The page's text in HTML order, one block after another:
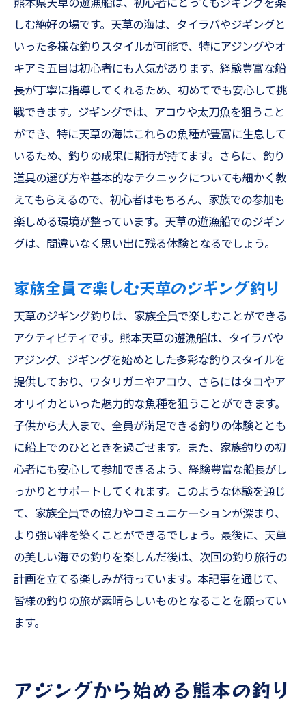
熊本県天草の遊漁船は、初心者にとってもジギングを楽
しむ絶好の場です。天草の海は、タイラバやジギングと
いった多様な釣りスタイルが可能で、特にアジングやオ
キアミ五目は初心者にも人気があります。経験豊富な船
長が丁寧に指導してくれるため、初めてでも安心して挑
戦できます。ジギングでは、アコウや太刀魚を狙うこと
ができ、特に天草の海はこれらの魚種が豊富に生息して
いるため、釣りの成果に期待が持てます。さらに、釣り
道具の選び方や基本的なテクニックについても細かく教
えてもらえるので、初心者はもちろん、家族での参加も
楽しめる環境が整っています。天草の遊漁船でのジギン
グは、間違いなく思い出に残る体験となるでしょう。
家族全員で楽しむ天草のジギング釣り
天草のジギング釣りは、家族全員で楽しむことができる
アクティビティです。熊本天草の遊漁船は、タイラバや
アジング、ジギングを始めとした多彩な釣りスタイルを
提供しており、ワタリガニやアコウ、さらにはタコやア
オリイカといった魅力的な魚種を狙うことができます。
子供から大人まで、全員が満足できる釣りの体験ととも
に船上でのひとときを過ごせます。また、家族釣りの初
心者にも安心して参加できるよう、経験豊富な船長がし
っかりとサポートしてくれます。このような体験を通じ
て、家族全員での協力やコミュニケーションが深まり、
より強い絆を築くことができるでしょう。最後に、天草
の美しい海での釣りを楽しんだ後は、次回の釣り旅行の
計画を立てる楽しみが待っています。本記事を通じて、
皆様の釣りの旅が素晴らしいものとなることを願ってい
ます。
アジングから始める熊本の釣り